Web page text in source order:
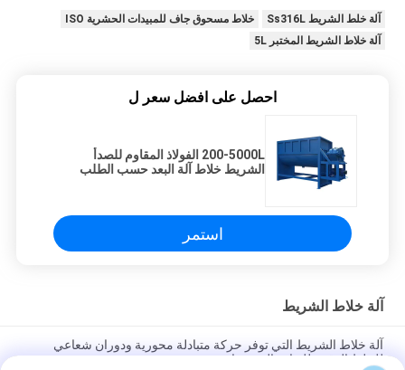
آلة خلط الشريط Ss316L
خلاط مسحوق جاف للمبيدات الحشرية ISO
آلة خلاط الشريط المختبر 5L
احصل على افضل سعر ل
200-5000L الفولاذ المقاوم للصدأ
الشريط خلاط آلة البعد حسب الطلب
استمر
آلة خلاط الشريط
آلة خلاط الشريط التي توفر حركة متبادلة محورية ودوران شعاعي
للخلط الدقيق للغبار والمعجونات